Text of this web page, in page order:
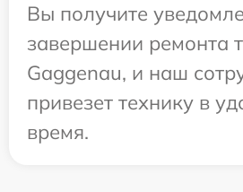
Вы получите
завершении ремонта
Gaggenau, и наш
привезет технику в
время.